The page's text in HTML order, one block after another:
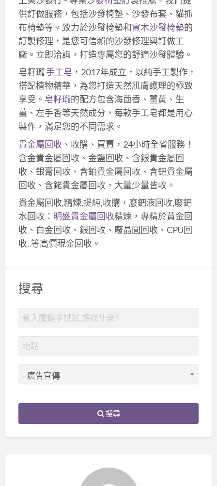
供訂做服務，包括沙發椅墊、沙發布套、貓抓
布椅墊等。致力於沙發椅墊和實木沙發椅墊的
訂製修理，是您可信賴的沙發修理與訂做工
廠。立即洽詢，打造專屬您的舒適沙發體驗。
皂籽瓏手工皂 ，2017年成立，以純手工製作，
搭配植物精華，為您打造天然肌膚護理的極致
享受。 皂籽瓏的配方包含海茴香、薑黃、生
薑、左手香等天然成分，每款手工皂都是用心
製作，滿足您的不同需求。
貴金屬回收、收購、買賣，24小時全省服務！
含金貴金屬回收、金鹽回收、含銀貴金屬回
收、銀膏回收、含鉑貴金屬回收、含鈀貴金屬
回收、含銠貴金屬回收，大量少量皆收。
貴金屬回收,精煉,提純,收購，廢鈀液回收,廢鈀
水回收： 明盛貴金屬回收精煉，專精於黃金回
收、白金回收、銀回收、廢晶圓回收、CPU回
收..等高價現金回收。
搜尋
搜尋